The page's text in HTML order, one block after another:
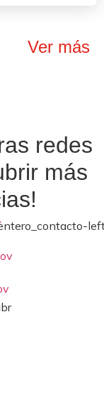
Ver más
redes
más